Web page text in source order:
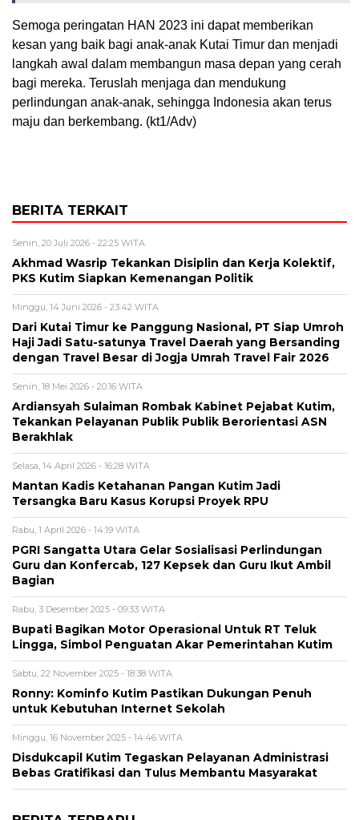
Semoga peringatan HAN 2023 ini dapat memberikan
kesan yang baik bagi anak-anak Kutai Timur dan menjadi
langkah awal dalam membangun masa depan yang cerah
bagi mereka. Teruslah menjaga dan mendukung
perlindungan anak-anak, sehingga Indonesia akan terus
maju dan berkembang. (kt1/Adv)
BERITA TERKAIT
Senin, 20 Juli 2026 - 22:25 WITA
Akhmad Wasrip Tekankan Disiplin dan Kerja Kolektif,
PKS Kutim Siapkan Kemenangan Politik
Minggu, 14 Juni 2026 - 23:42 WITA
Dari Kutai Timur ke Panggung Nasional, PT Siap Umroh
Haji Jadi Satu-satunya Travel Daerah yang Bersanding
dengan Travel Besar di Jogja Umrah Travel Fair 2026
Senin, 18 Mei 2026 - 20:16 WITA
Ardiansyah Sulaiman Rombak Kabinet Pejabat Kutim,
Tekankan Pelayanan Publik Publik Berorientasi ASN
Berakhlak
Selasa, 14 April 2026 - 16:28 WITA
Mantan Kadis Ketahanan Pangan Kutim Jadi
Tersangka Baru Kasus Korupsi Proyek RPU
Rabu, 1 April 2026 - 14:19 WITA
PGRI Sangatta Utara Gelar Sosialisasi Perlindungan
Guru dan Konfercab, 127 Kepsek dan Guru Ikut Ambil
Bagian
Rabu, 3 Desember 2025 - 09:33 WITA
Bupati Bagikan Motor Operasional Untuk RT Teluk
Lingga, Simbol Penguatan Akar Pemerintahan Kutim
Sabtu, 22 November 2025 - 18:38 WITA
Ronny: Kominfo Kutim Pastikan Dukungan Penuh
untuk Kebutuhan Internet Sekolah
Minggu, 16 November 2025 - 14:46 WITA
Disdukcapil Kutim Tegaskan Pelayanan Administrasi
Bebas Gratifikasi dan Tulus Membantu Masyarakat